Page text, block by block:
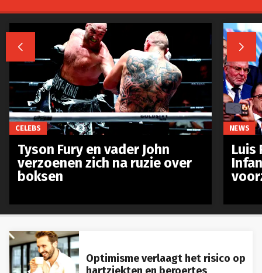
Optimisme verlaagt het risico op
hartziekten en beroertes
 
CELEBS
Tyson Fury en vader John
verzoenen zich na ruzie over
boksen
NEWS
Luis